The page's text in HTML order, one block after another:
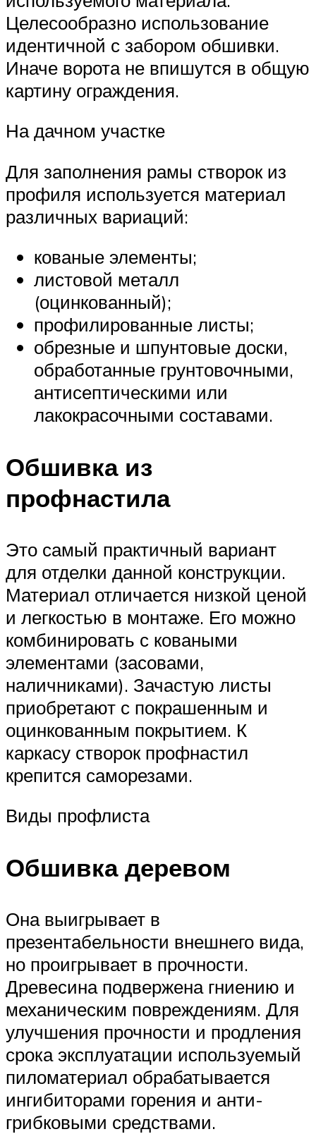
Целесообразно использование
идентичной с забором обшивки.
Иначе ворота не впишутся в общую
картину ограждения.
На дачном участке
Для заполнения рамы створок из
профиля используется материал
различных вариаций:
кованые элементы;
листовой металл
(оцинкованный);
профилированные листы;
обрезные и шпунтовые доски,
обработанные грунтовочными,
антисептическими или
лакокрасочными составами.
Обшивка из
профнастила
Это самый практичный вариант
для отделки данной конструкции.
Материал отличается низкой ценой
и легкостью в монтаже. Его можно
комбинировать с коваными
элементами (засовами,
наличниками). Зачастую листы
приобретают с покрашенным и
оцинкованным покрытием. К
каркасу створок профнастил
крепится саморезами.
Виды профлиста
Обшивка деревом
Она выигрывает в
презентабельности внешнего вида,
но проигрывает в прочности.
Древесина подвержена гниению и
механическим повреждениям. Для
улучшения прочности и продления
срока эксплуатации используемый
пиломатериал обрабатывается
ингибиторами горения и анти-
грибковыми средствами.